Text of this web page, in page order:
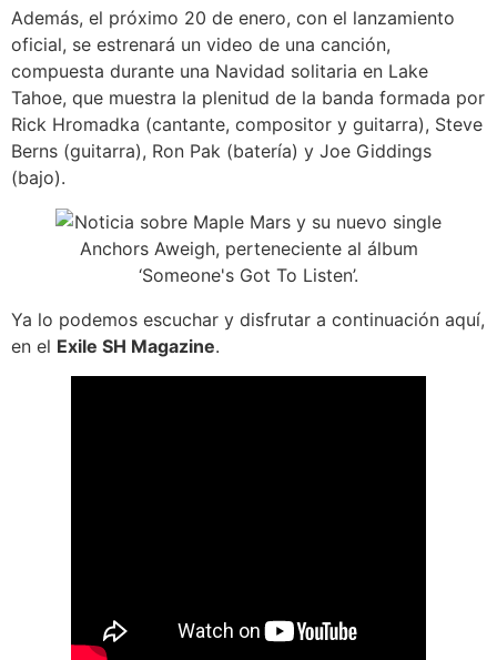
Además, el próximo 20 de enero, con el lanzamiento
oficial, se estrenará un video de una canción,
compuesta durante una Navidad solitaria en Lake
Tahoe, que muestra la plenitud de la banda formada por
Rick Hromadka (cantante, compositor y guitarra), Steve
Berns (guitarra), Ron Pak (batería) y Joe Giddings
(bajo).
Ya lo podemos escuchar y disfrutar a continuación aquí,
en el Exile SH Magazine.